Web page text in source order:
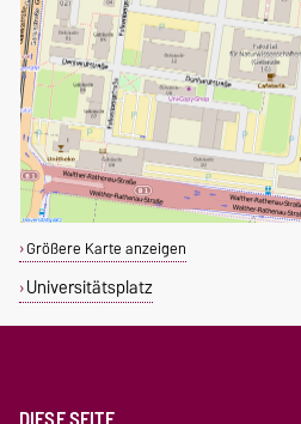
Größere Karte anzeigen
Universitätsplatz